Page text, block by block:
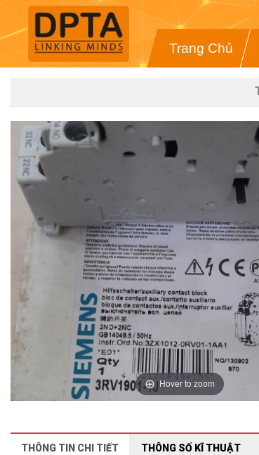
Trang Chủ
Hover to zoom
THÔNG TIN CHI TIẾT THÔNG SỐ KĨ THUẬT